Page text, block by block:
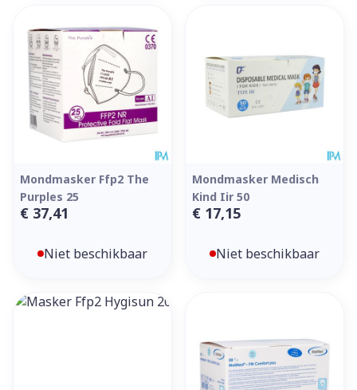
Mondmasker Ffp2 The
Purples 25
€ 37,41
Niet beschikbaar
Mondmasker Medisch
Kind Iir 50
€ 17,15
Niet beschikbaar